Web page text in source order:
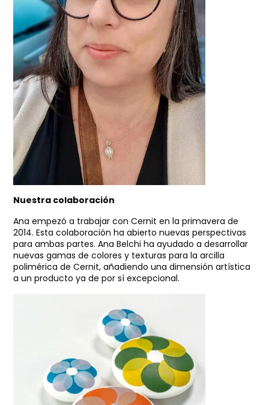
Nuestra colaboración
Ana empezó a trabajar con Cernit en la primavera de
2014. Esta colaboración ha abierto nuevas perspectivas
para ambas partes. Ana Belchi ha ayudado a desarrollar
nuevas gamas de colores y texturas para la arcilla
polimérica de Cernit, añadiendo una dimensión artística
a un producto ya de por sí excepcional.